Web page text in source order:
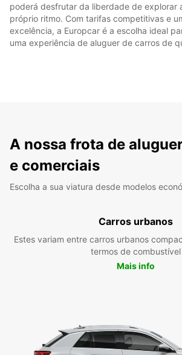
poderá desfrutar da liberdade de explorar
próprio ritmo. Com tarifas competitivas e
excelência, a Europcar é a escolha ideal
uma experiência de aluguer de carros de
A nossa frota de
e comerciais
Escolha a sua viatura desde modelos
Carros urbanos
Estes variam entre carros urbanos
termos de combustível
Mais info